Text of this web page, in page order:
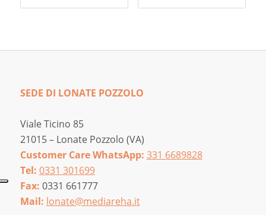
SEDE DI LONATE POZZOLO
Viale Ticino 85
21015 – Lonate Pozzolo (VA)
Customer Care WhatsApp: 331 6689828
Tel: 0331 301699
Fax: 0331 661777
Mail: lonate@mediareha.it